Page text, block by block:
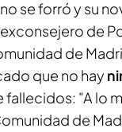
se forró y su
de
de
que no hay
fallecidos: "A lo
de